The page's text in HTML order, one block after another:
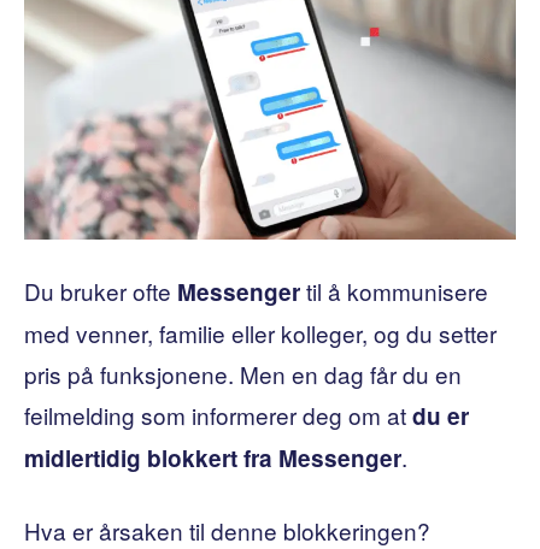
Du bruker ofte Messengertil å kommunisere
med venner, familie eller kolleger, og du setter
pris på funksjonene. Men en dag får du en
feilmelding som informerer deg om atdu er
midlertidig blokkert fra Messenger.
Hva er årsaken til denne blokkeringen?